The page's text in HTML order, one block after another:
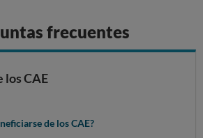
frecuentes
los CAE
de los CAE?